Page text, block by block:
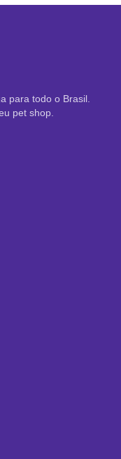
para todo o Brasil.
pet shop.